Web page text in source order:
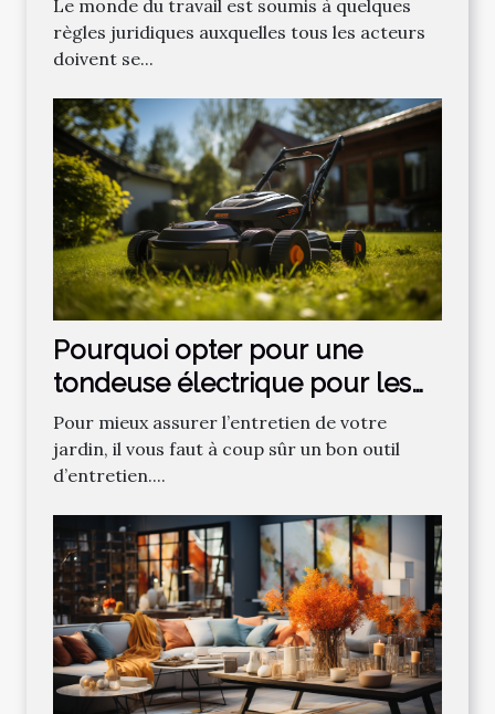
Le monde du travail est soumis à quelques
règles juridiques auxquelles tous les acteurs
doivent se...
Pourquoi opter pour une
tondeuse électrique pour les
gazons ?
Pour mieux assurer l’entretien de votre
jardin, il vous faut à coup sûr un bon outil
d’entretien....